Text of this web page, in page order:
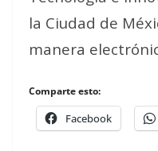
la Ciudad de
manera
Comparte esto:
Facebook